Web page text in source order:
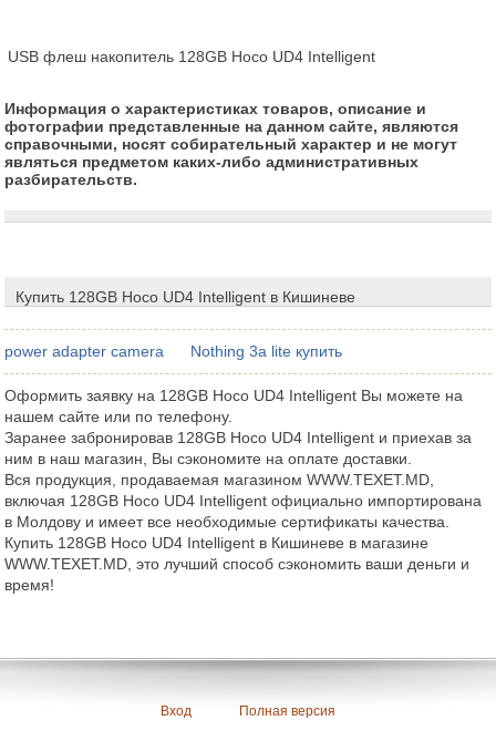
USB флеш накопитель 128GB Hoco UD4 Intelligent
Информация о характеристиках товаров, описание и
фотографии представленные на данном сайте, являются
справочными, носят собирательный характер и не могут
являться предметом каких-либо административных
разбирательств.
Купить 128GB Hoco UD4 Intelligent в Кишиневе
power adapter camera Nothing 3a lite купить
Оформить заявку на 128GB Hoco UD4 Intelligent Вы можете на
нашем сайте или по телефону.
Заранее забронировав 128GB Hoco UD4 Intelligent и приехав за
ним в наш магазин, Вы сэкономите на оплате доставки.
Вся продукция, продаваемая магазином WWW.TEXET.MD,
включая 128GB Hoco UD4 Intelligent официально импортирована
в Молдову и имеет все необходимые сертификаты качества.
Купить 128GB Hoco UD4 Intelligent в Кишиневе в магазине
WWW.TEXET.MD, это лучший способ сэкономить ваши деньги и
время!
Вход Полная версия